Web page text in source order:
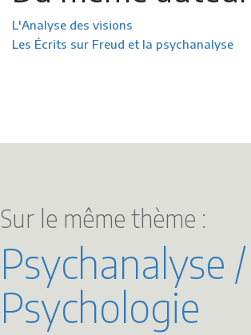
L'Analyse des visions
Les Écrits sur Freud et la psychanalyse
Sur le même thème :
Psychanalyse /
Psychologie